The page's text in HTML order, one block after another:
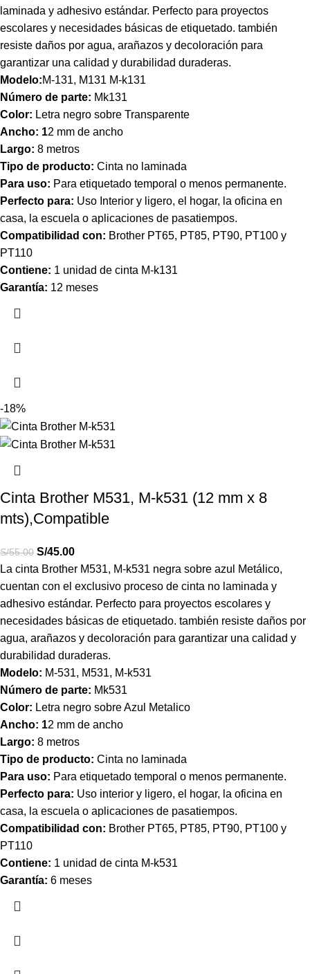
laminada y adhesivo estándar. Perfecto para proyectos
escolares y necesidades básicas de etiquetado. también
resiste daños por agua, arañazos y decoloración para
garantizar una calidad y durabilidad duraderas.
Modelo:M-131, M131 M-k131
Número de parte: Mk131
Color: Letra negro sobre Transparente
Ancho: 12 mm de ancho
Largo: 8 metros
Tipo de producto: Cinta no laminada
Para uso: Para etiquetado temporal o menos permanente.
Perfecto para: Uso nterior y ligero, el hogar, la oficina en
casa, la escuela o aplicaciones de pasatiempos.
Compatibilidad con: Brother PT65, PT85, PT90, PT100 y
PT110
Contiene: 1 unidad de cinta M-k131
Garantía: 12 meses
-18%
Cinta Brother M531, M-k531 (12 mm x 8
mts),Compatible
S/55.00 S/45.00
La cinta Brother M531, M-k531 negra sobre azul Metálico,
cuentan con el exclusivo proceso de cinta no laminada y
adhesivo estándar. Perfecto para proyectos escolares y
necesidades básicas de etiquetado. también resiste daños por
agua, arañazos y decoloración para garantizar una calidad y
durabilidad duraderas.
Modelo: M-531, M531, M-k531
Número de parte: Mk531
Color: Letra negro sobre Azul Metalico
Ancho: 12 mm de ancho
Largo: 8 metros
Tipo de producto: Cinta no laminada
Para uso: Para etiquetado temporal o menos permanente.
Perfecto para: Uso interior y ligero, el hogar, la oficina en
casa, la escuela o aplicaciones de pasatiempos.
Compatibilidad con: Brother PT65, PT85, PT90, PT100 y
PT110
Contiene: 1 unidad de cinta M-k531
Garantía: 6 meses